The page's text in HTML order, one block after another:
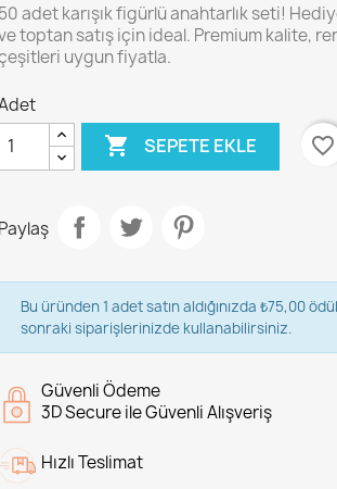
50 adet karışık figürlü anahtarlık seti!
toptan satış için ideal. Premium kalite,
uygun fiyatla.
 SEPETE EKLE favorite_border
Paylaş
Bu üründen 1 adet satın aldığınızda ₺75,00
sonraki siparişlerinizde kullanabilirsiniz.
Güvenli Ödeme
3D Secure ile Güvenli Alışveriş
Hızlı Teslimat